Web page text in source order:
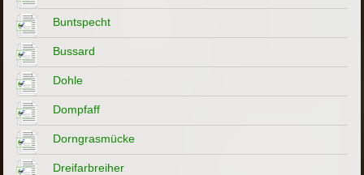
Buntspecht
Bussard
Dohle
Dompfaff
Dorngrasmücke
Dreifarbreiher